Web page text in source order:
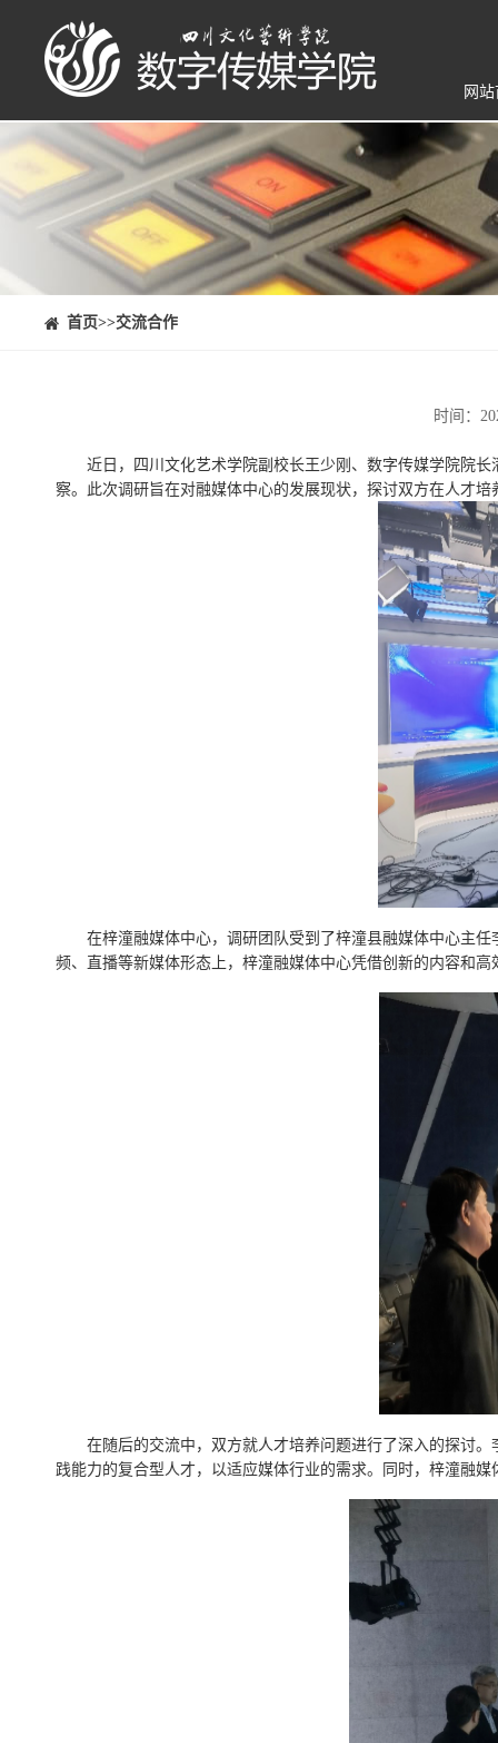
网
⠀⠀首页>>交流合作
时间：
近日，四川文化艺术学院副校长王少刚、数字传媒学院院
察。此次调研旨在对融媒体中心的发展现状，探讨双方在人才
在梓潼融媒体中心，调研团队受到了梓潼县融媒体中心主任
频、直播等新媒体形态上，梓潼融媒体中心凭借创新的内容和
在随后的交流中，双方就人才培养问题进行了深入的探讨
践能力的复合型人才，以适应媒体行业的需求。同时，梓潼融